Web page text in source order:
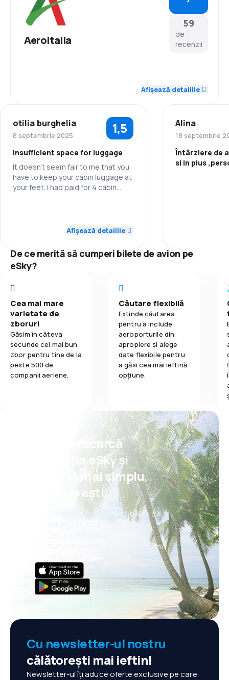
Aeroitalia
59
de
recenzii
Rețeaua de conexiuni 4,0
Prețul biletelor 3,7
Confort în timpul călătoriei
Afișează detaliile
otilia burghelia
8 septembrie 2025 1,5
insufficient space for luggage
It doesn't seem fair to me that you
have to keep your cabin luggage at
your feet. I had paid for 4 cabin
2,0
Rețeaua de conexiuni 2,0
2,0
Confort în timpul călătoriei 1,0
Transportul bagajelor 1,0
Mâncare 1,0
Afișează detaliile
Alina
18 septembrie
Întârziere de
si in plus
Confort în
Transportul
De ce merită să cumperi bilete de avion pe
eSky?
Cea mai mare
varietate de
zboruri
Găsim în câteva
secunde cel mai bun
zbor pentru tine de la
peste 500 de
companii aeriene.
Căutare flexibilă
Extinde căutarea
pentru a include
aeroporturile din
apropiere și alege
date flexibile pentru
a găsi cea mai ieftină
opțiune.
Psst! Descarcă
aplicația eSky și
rezervă mai simplu,
oriunde ești.
Oferte noi în fiecare zi: bilete de
avion, vacanțe, city break-uri
Totul la un click distanță, oricând
Cu newsletter-ul nostru
călătorești mai ieftin!
Newsletter-ul îți aduce oferte exclusive pe care